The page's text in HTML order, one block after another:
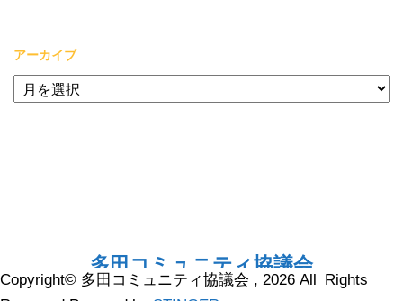
アーカイブ
ア
ー
多田コミュニティ協議会
Copyright© 多田コミュニティ協議会 , 2026 All Rights